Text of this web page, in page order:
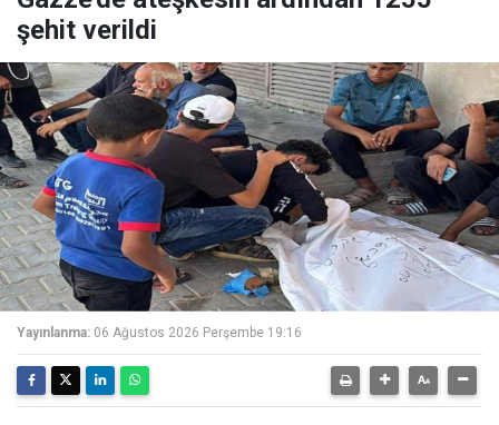
şehit verildi
Yayınlanma: 06 Ağustos 2026 Perşembe 19:16